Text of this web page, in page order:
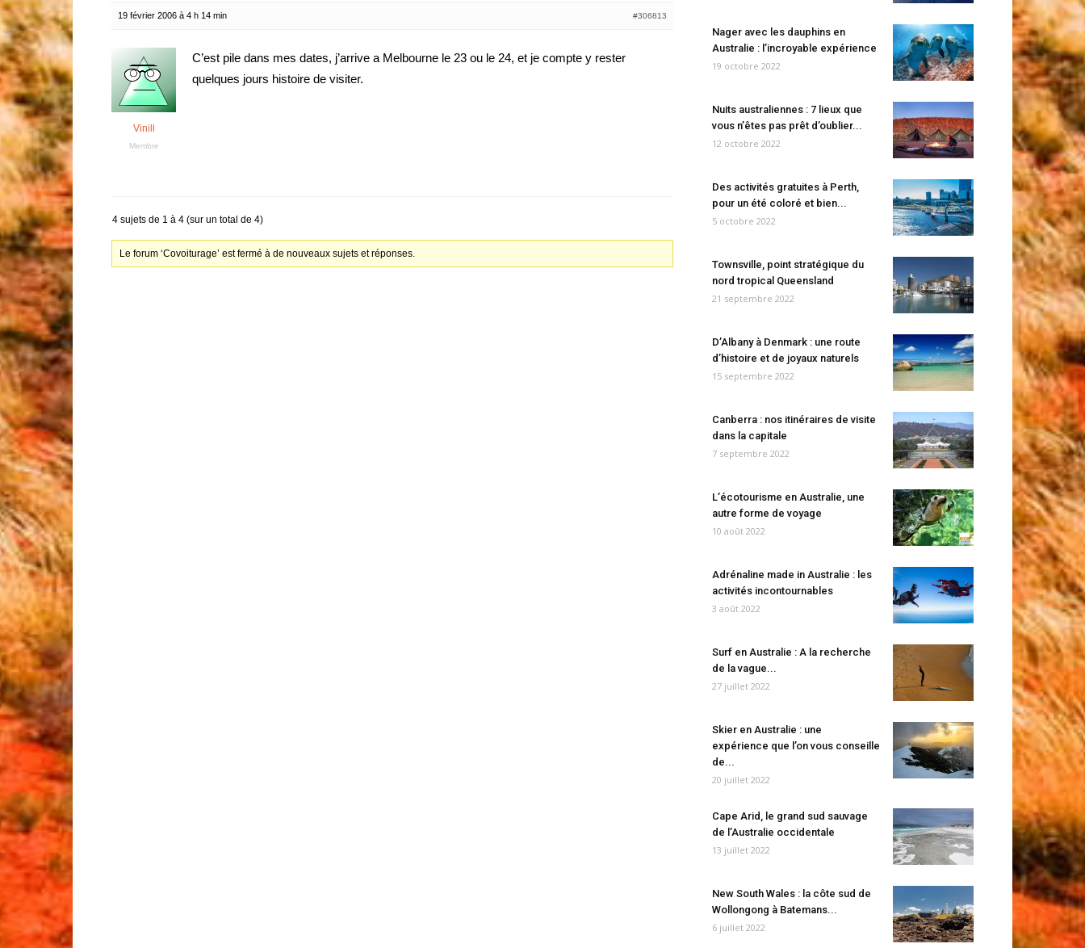
19 février 2006 à 4 h 14 min #306813
Vinill
Membre
C’est pile dans mes dates, j’arrive a Melbourne le 23 ou le 24, et je compte y rester
quelques jours histoire de visiter.
4 sujets de 1 à 4 (sur un total de 4)
Le forum ‘Covoiturage’ est fermé à de nouveaux sujets et réponses.
Nager avec les dauphins en
Australie : l’incroyable expérience
19 octobre 2022
Nuits australiennes : 7 lieux que
vous n’êtes pas prêt d’oublier...
12 octobre 2022
Des activités gratuites à Perth,
pour un été coloré et bien...
5 octobre 2022
Townsville, point stratégique du
nord tropical Queensland
21 septembre 2022
D’Albany à Denmark : une route
d’histoire et de joyaux naturels
15 septembre 2022
Canberra : nos itinéraires de visite
dans la capitale
7 septembre 2022
L’écotourisme en Australie, une
autre forme de voyage
10 août 2022
Adrénaline made in Australie : les
activités incontournables
3 août 2022
Surf en Australie : A la recherche
de la vague...
27 juillet 2022
Skier en Australie : une
expérience que l’on vous conseille
de...
20 juillet 2022
Cape Arid, le grand sud sauvage
de l’Australie occidentale
13 juillet 2022
New South Wales : la côte sud de
Wollongong à Batemans...
6 juillet 2022